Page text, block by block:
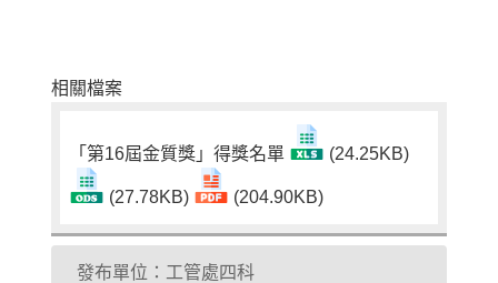
相關檔案
「第16屆金質獎」得獎名單 (24.25KB)
(27.78KB) (204.90KB)
發布單位：工管處四科